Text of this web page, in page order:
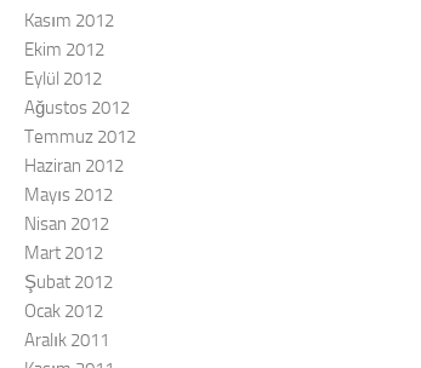
Kasım 2012
Ekim 2012
Eylül 2012
Ağustos 2012
Temmuz 2012
Haziran 2012
Mayıs 2012
Nisan 2012
Mart 2012
Şubat 2012
Ocak 2012
Aralık 2011